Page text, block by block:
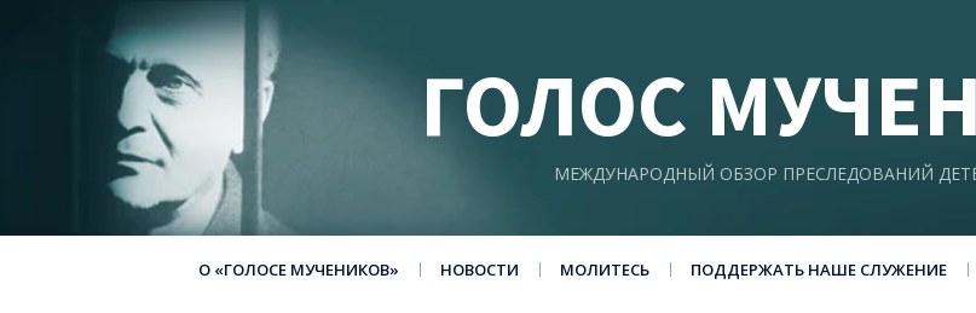
ГОЛОС
МЕЖДУНАРОДНЫЙ ОБЗОР ПРЕСЛЕДОВАНИЙ
О «ГОЛОСЕ МУЧЕНИКОВ» НОВОСТИ МОЛИТЕСЬ ПОДДЕРЖАТЬ НАШЕ СЛУЖЕНИЕ